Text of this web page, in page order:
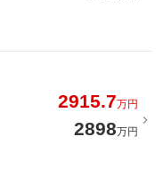
2915.7万円
2898万円